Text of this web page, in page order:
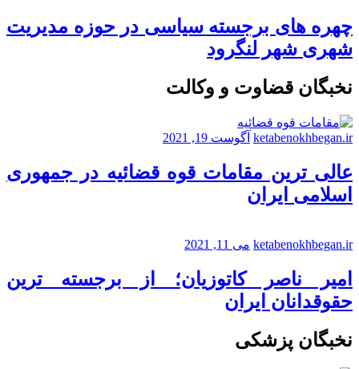
چهره های برجسته سیاسی در حوزه مدیریت
شهری شهر لنگرود
نخبگان قضاوت و وکالت
ketabenokhbegan.ir آگوست 19, 2021
عالی ترین مقامات قوه قضائیه در جمهوری
اسلامی ایران
ketabenokhbegan.ir می 11, 2021
امیر ناصر کاتوزیان؛ از برجسته ترین
حقوقدانان ایران
نخبگان پزشکی